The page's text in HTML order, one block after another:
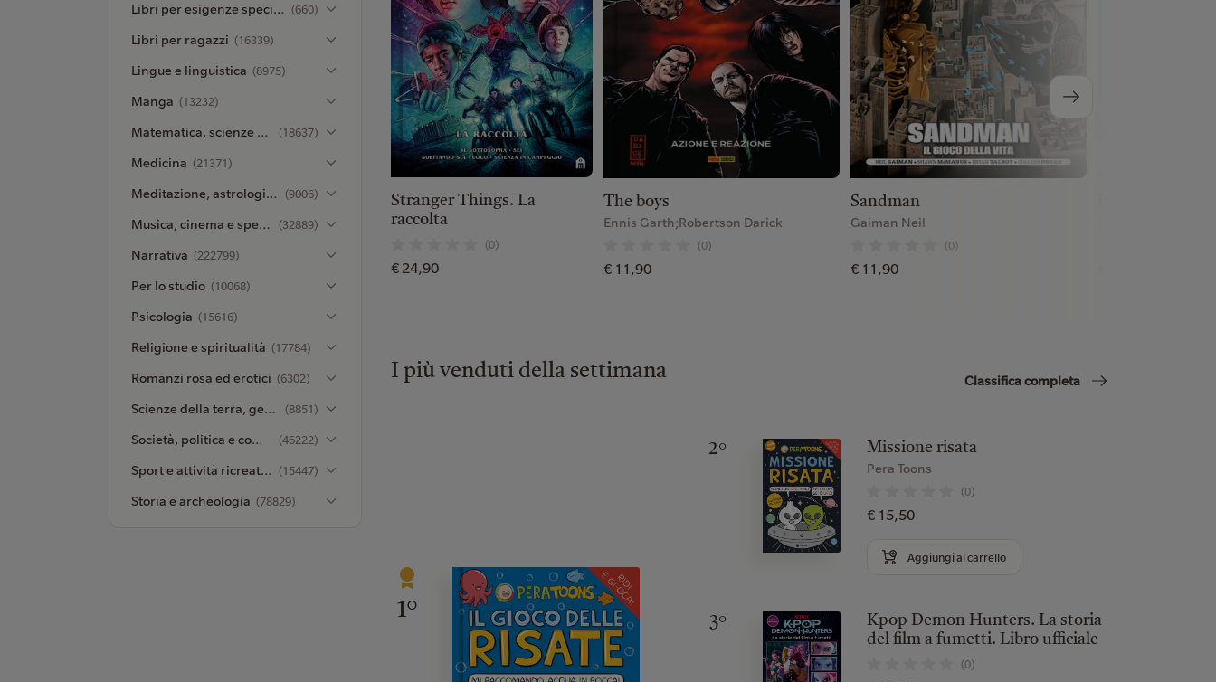
Libri per esigenze speciali (660)
Libri per ragazzi (16339)
Lingue e linguistica (8975)
Manga (13232)
Matematica, scienze e ambiente (18637)
Medicina (21371)
Meditazione, astrologia ed esoterismo (9006)
Musica, cinema e spettacolo (32889)
Narrativa (222799)
Per lo studio (10068)
Psicologia (15616)
Religione e spiritualità (17784)
Romanzi rosa ed erotici (6302)
Scienze della terra, geografia, ambiente, pianificazione (8851)
Società, politica e comunicazione (46222)
Sport e attività ricreative all’aperto (15447)
Storia e archeologia (78829)
Stranger Things. La
raccolta
(0)
€ 24,90
The boys
Ennis Garth;Robertson Darick
(0)
€ 11,90
Sandman
Gaiman Neil
(0)
€ 11,90
I più venduti della settimana Classifica completa
1°
2°
Missione risata
Pera Toons
(0)
€ 15,50
Aggiungi al carrello
3°
Kpop Demon Hunters. La storia
del film a fumetti. Libro ufficiale
(0)